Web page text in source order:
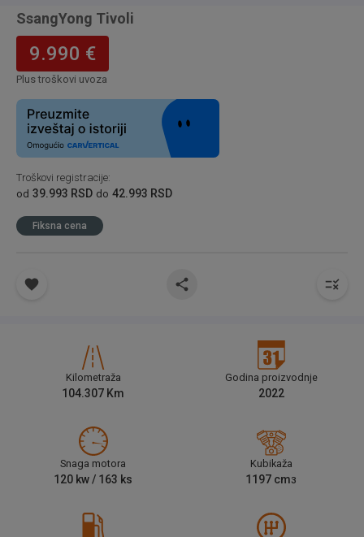
SsangYong Tivoli
9.990 €
Plus troškovi uvoza
Troškovi registracije:
od 39.993 RSD do 42.993 RSD
Fiksna cena
Kilometraža
104.307 Km
Godina proizvodnje
2022
Snaga motora
120 kw / 163 ks
Kubikaža
1197 cm3